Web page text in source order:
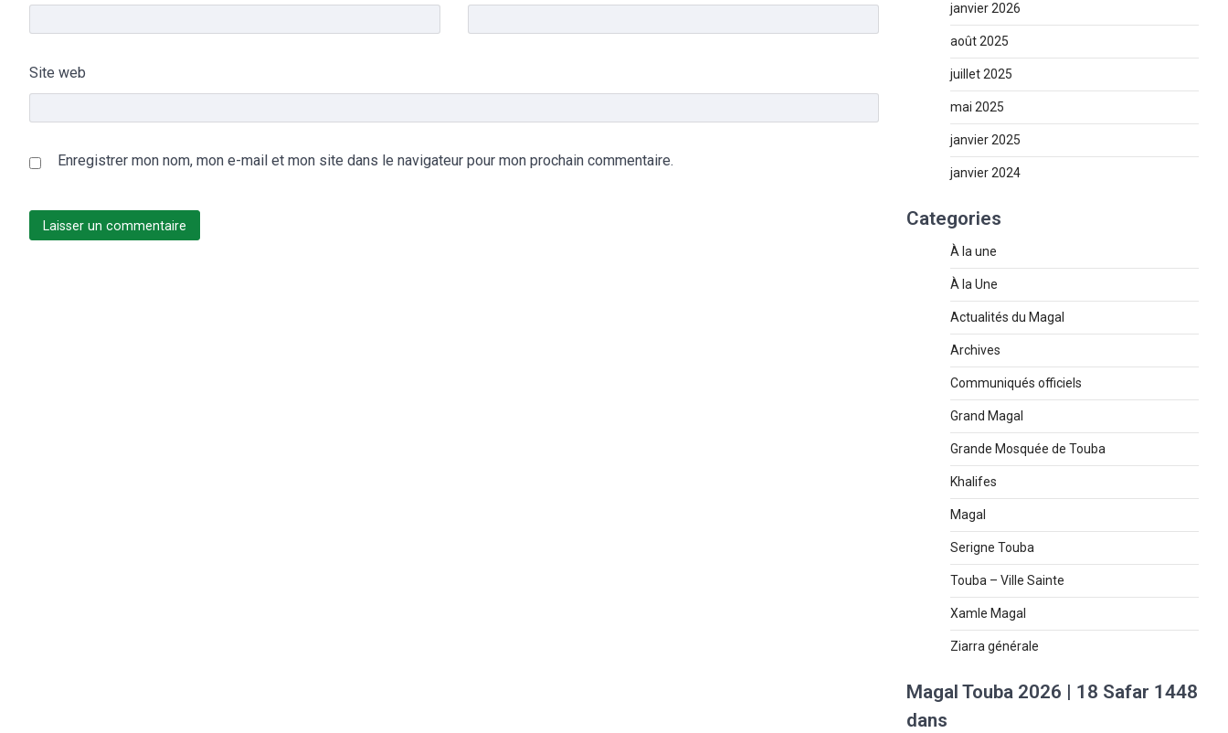
Site web
Enregistrer mon nom, mon e-mail et mon site dans le navigateur pour mon prochain commentaire.
janvier 2026
août 2025
juillet 2025
mai 2025
janvier 2025
janvier 2024
Categories
À la une
À la Une
Actualités du Magal
Archives
Communiqués officiels
Grand Magal
Grande Mosquée de Touba
Khalifes
Magal
Serigne Touba
Touba – Ville Sainte
Xamle Magal
Ziarra générale
Magal Touba 2026 | 18 Safar 1448
dans